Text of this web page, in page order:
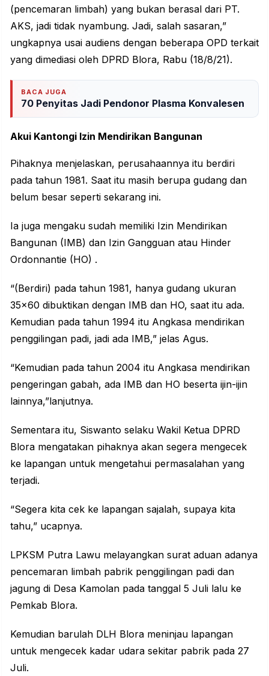
(pencemaran limbah) yang bukan berasal dari PT.
AKS, jadi tidak nyambung. Jadi, salah sasaran,”
ungkapnya usai audiens dengan beberapa OPD terkait
yang dimediasi oleh DPRD Blora, Rabu (18/8/21).
BACA JUGA
70 Penyitas Jadi Pendonor Plasma Konvalesen
Akui Kantongi Izin Mendirikan Bangunan
Pihaknya menjelaskan, perusahaannya itu berdiri
pada tahun 1981. Saat itu masih berupa gudang dan
belum besar seperti sekarang ini.
Ia juga mengaku sudah memiliki Izin Mendirikan
Bangunan (IMB) dan Izin Gangguan atau Hinder
Ordonnantie (HO) .
“(Berdiri) pada tahun 1981, hanya gudang ukuran
35×60 dibuktikan dengan IMB dan HO, saat itu ada.
Kemudian pada tahun 1994 itu Angkasa mendirikan
penggilingan padi, jadi ada IMB,” jelas Agus.
“Kemudian pada tahun 2004 itu Angkasa mendirikan
pengeringan gabah, ada IMB dan HO beserta ijin-ijin
lainnya,”lanjutnya.
Sementara itu, Siswanto selaku Wakil Ketua DPRD
Blora mengatakan pihaknya akan segera mengecek
ke lapangan untuk mengetahui permasalahan yang
terjadi.
“Segera kita cek ke lapangan sajalah, supaya kita
tahu,” ucapnya.
LPKSM Putra Lawu melayangkan surat aduan adanya
pencemaran limbah pabrik penggilingan padi dan
jagung di Desa Kamolan pada tanggal 5 Juli lalu ke
Pemkab Blora.
Kemudian barulah DLH Blora meninjau lapangan
untuk mengecek kadar udara sekitar pabrik pada 27
Juli.